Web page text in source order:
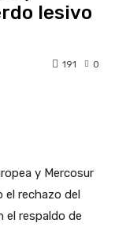
lesivo
0
191
y Mercosur
el rechazo del
el respaldo de